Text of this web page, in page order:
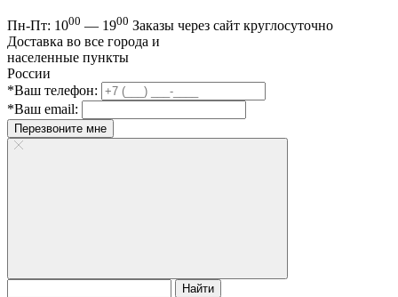
Пн-Пт: 1000 — 1900 Заказы через сайт круглосуточно
Доставка во все города и
населенные пункты
России
*Ваш телефон:
*Ваш email:
Перезвоните мне
Найти